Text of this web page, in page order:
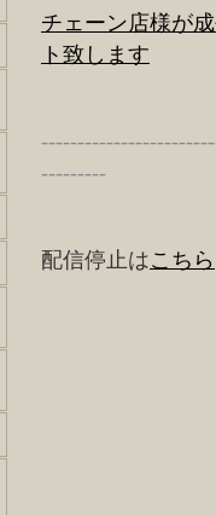
チェーン店様が
ト致します
---------
配信停止はこちら